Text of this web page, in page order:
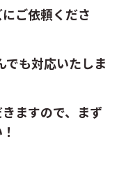
ご依頼くださ
でも対応いたしま
ますので、まず